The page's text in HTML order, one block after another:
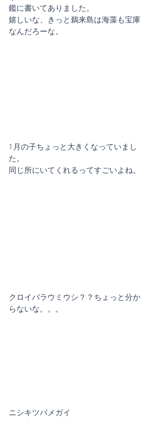
鑑に書いてありました。
嬉しいな、きっと鵜来島は海藻も宝庫
なんだろーな。
1月の子ちょっと大きくなっていまし
た。
同じ所にいてくれるってすごいよね。
クロイバラウミウシ？？ちょっと分か
らないな。。。
ニシキツバメガイ